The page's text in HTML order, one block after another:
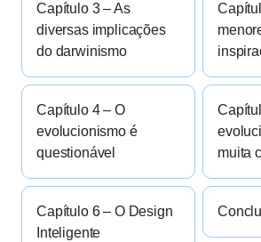
Capítulo 3 – As
diversas implicações
do darwinismo
Capítulo 4 – O
evolucionismo é
questionável
muita
Capítulo 6 – O Design
Inteligente